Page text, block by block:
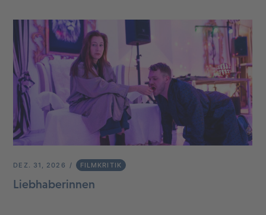
DEZ. 31, 2026 FILMKRITIK
Liebhaberinnen